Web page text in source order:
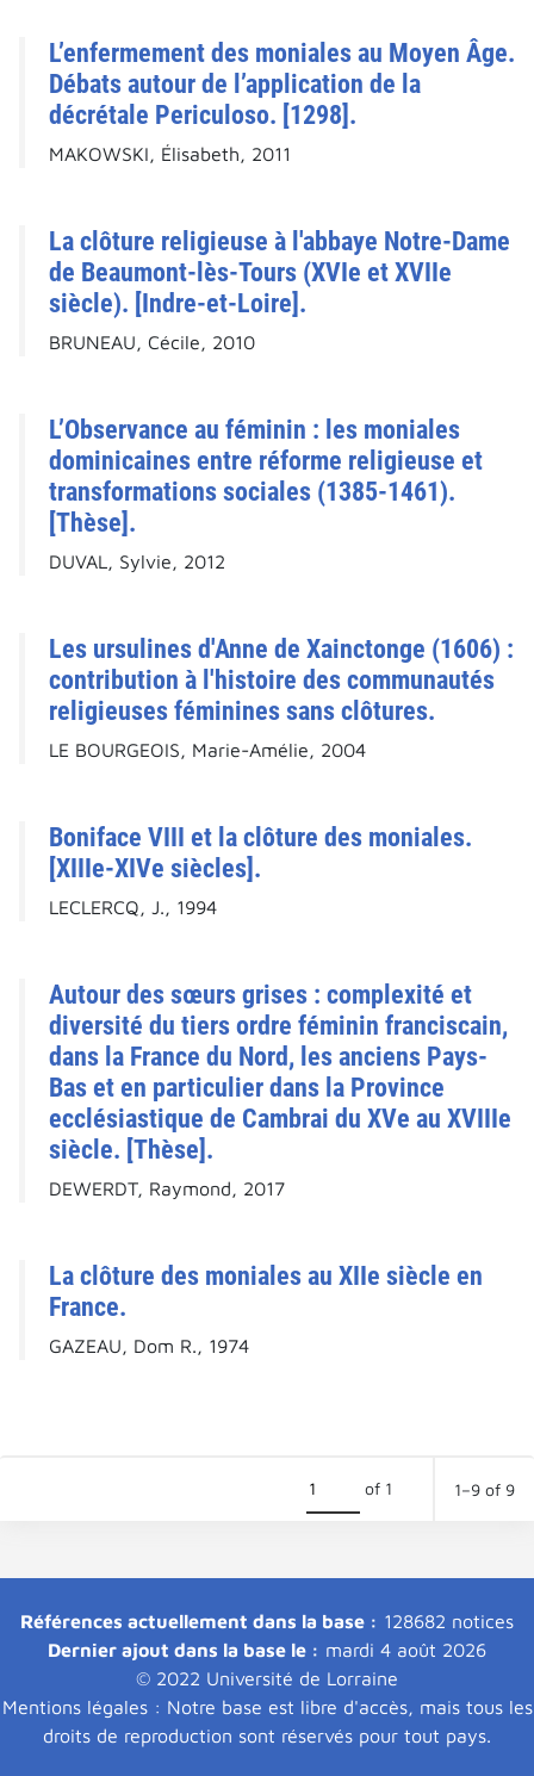
L’enfermement des moniales au Moyen Âge.
Débats autour de l’application de la
décrétale Periculoso. [1298].
MAKOWSKI, Élisabeth, 2011
La clôture religieuse à l'abbaye Notre-Dame
de Beaumont-lès-Tours (XVIe et XVIIe
siècle). [Indre-et-Loire].
BRUNEAU, Cécile, 2010
L’Observance au féminin : les moniales
dominicaines entre réforme religieuse et
transformations sociales (1385-1461).
[Thèse].
DUVAL, Sylvie, 2012
Les ursulines d'Anne de Xainctonge (1606) :
contribution à l'histoire des communautés
religieuses féminines sans clôtures.
LE BOURGEOIS, Marie-Amélie, 2004
Boniface VIII et la clôture des moniales.
[XIIIe-XIVe siècles].
LECLERCQ, J., 1994
Autour des sœurs grises : complexité et
diversité du tiers ordre féminin franciscain,
dans la France du Nord, les anciens Pays-
Bas et en particulier dans la Province
ecclésiastique de Cambrai du XVe au XVIIIe
siècle. [Thèse].
DEWERDT, Raymond, 2017
La clôture des moniales au XIIe siècle en
France.
GAZEAU, Dom R., 1974
of 1 1–9 of 9
Références actuellement dans la base : 128682 notices
Dernier ajout dans la base le : mardi 4 août 2026
© 2022 Université de Lorraine
Mentions légales : Notre base est libre d'accès, mais tous les
droits de reproduction sont réservés pour tout pays.